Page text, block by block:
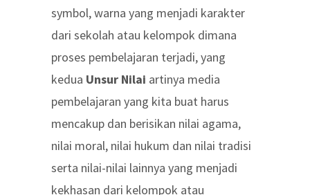
symbol, warna yang menjadi karakter
dari sekolah atau kelompok dimana
proses pembelajaran terjadi, yang
kedua Unsur Nilai artinya media
pembelajaran yang kita buat harus
mencakup dan berisikan nilai agama,
nilai moral, nilai hukum dan nilai tradisi
serta nilai-nilai lainnya yang menjadi
kekhasan dari kelompok atau